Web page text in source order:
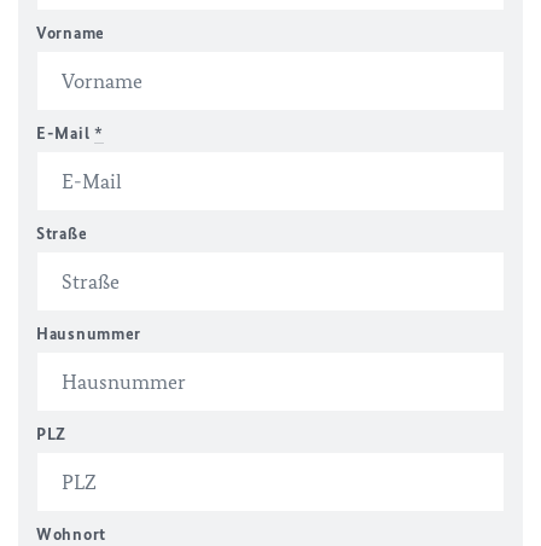
Vorname
E-Mail *
Straße
Hausnummer
PLZ
Wohnort